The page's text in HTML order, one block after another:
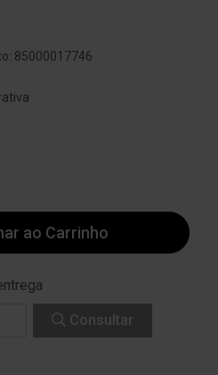
85000017746
ao Carrinho
Consultar